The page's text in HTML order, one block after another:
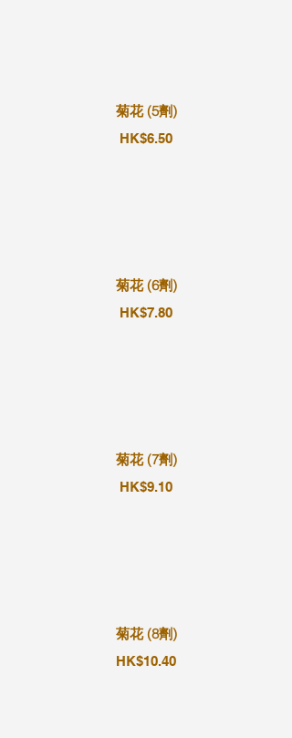
菊花 (5劑)
HK$6.50
菊花 (6劑)
HK$7.80
菊花 (7劑)
HK$9.10
菊花 (8劑)
HK$10.40